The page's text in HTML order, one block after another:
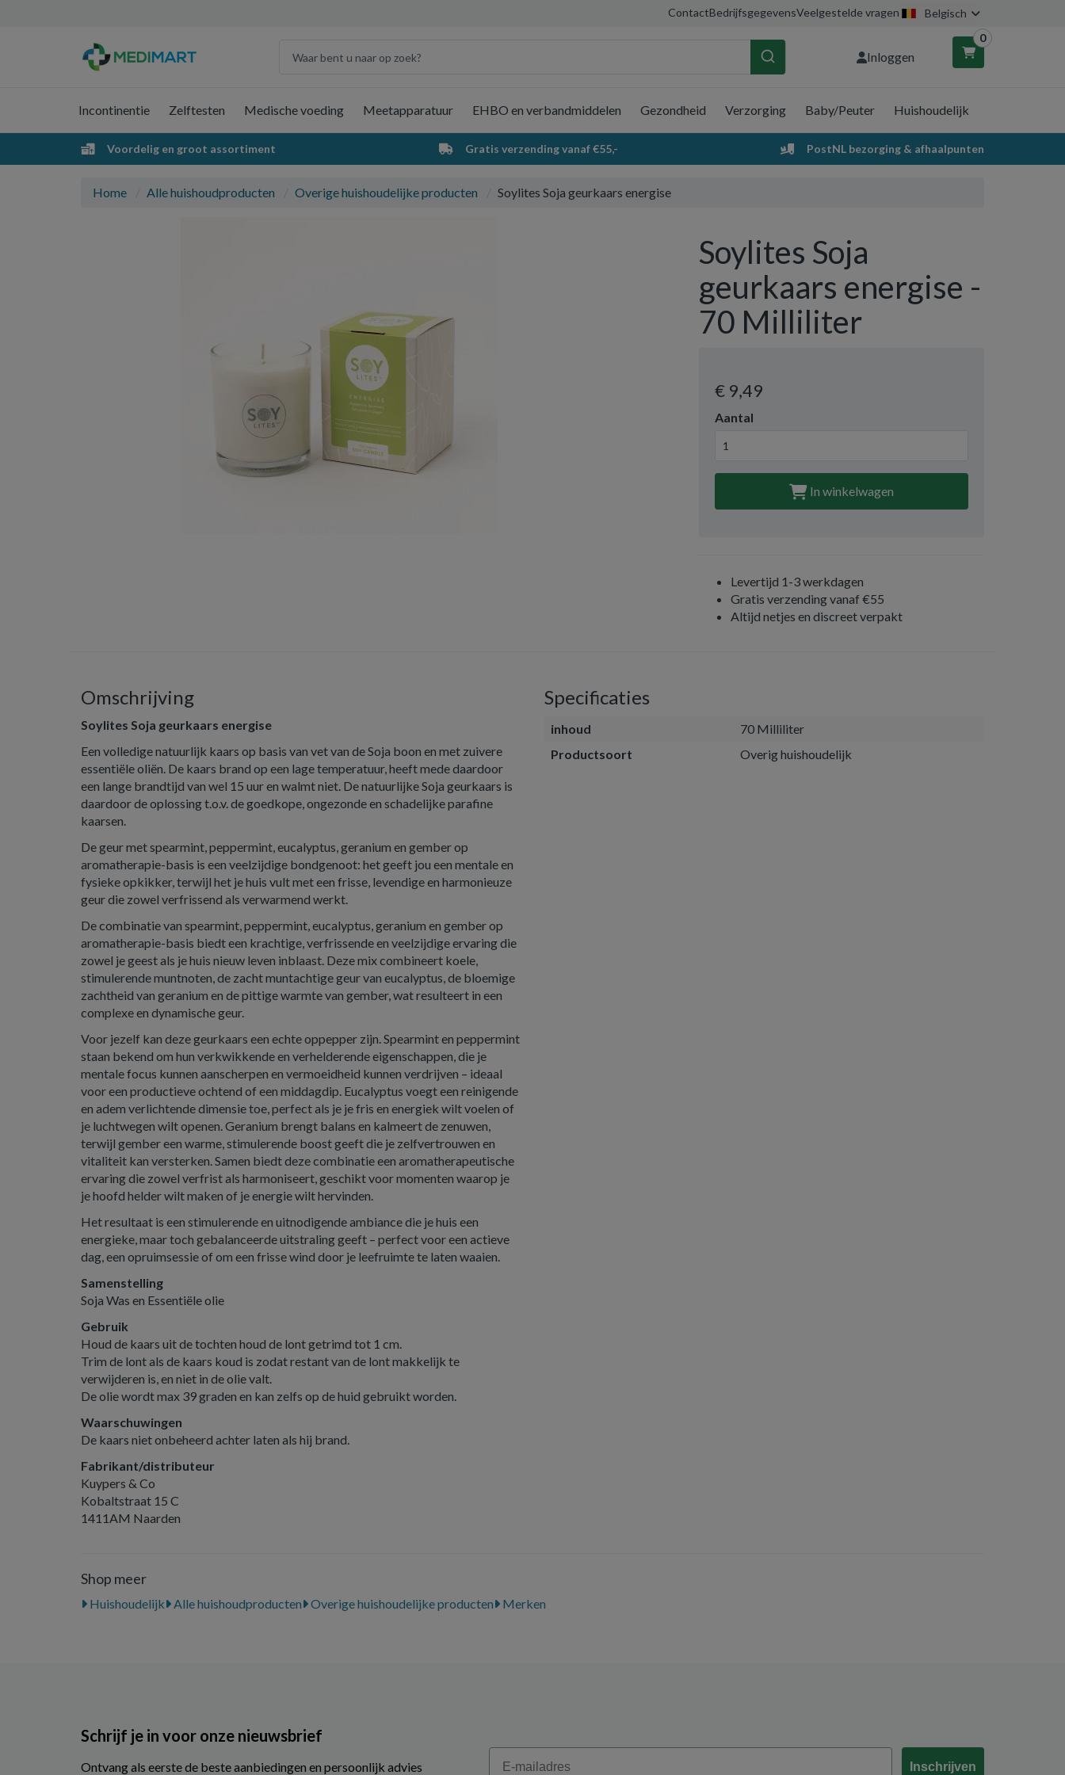
ContactBedrijfsgegevensVeelgestelde vragen Belgisch
Inloggen
0
Winkelwagen
Incontinentie Zelftesten Medische voeding Meetapparatuur EHBO en verbandmiddelen Gezondheid Verzorging Baby/Peuter Huishoudelijk
Voordelig en groot assortiment Gratis verzending vanaf €55,- PostNL bezorging & afhaalpunten
Home Alle huishoudproducten Overige huishoudelijke producten Soylites Soja geurkaars energise
Soylites Soja
geurkaars energise -
70 Milliliter
€ 9,49
Aantal
In winkelwagen
Levertijd 1-3 werkdagen
Gratis verzending vanaf €55
Altijd netjes en discreet verpakt
Omschrijving
Soylites Soja geurkaars energise
Een volledige natuurlijk kaars op basis van vet van de Soja boon en met zuivere
essentiële oliën. De kaars brand op een lage temperatuur, heeft mede daardoor
een lange brandtijd van wel 15 uur en walmt niet. De natuurlijke Soja geurkaars is
daardoor de oplossing t.o.v. de goedkope, ongezonde en schadelijke parafine
kaarsen.
De geur met spearmint, peppermint, eucalyptus, geranium en gember op
aromatherapie-basis is een veelzijdige bondgenoot: het geeft jou een mentale en
fysieke opkikker, terwijl het je huis vult met een frisse, levendige en harmonieuze
geur die zowel verfrissend als verwarmend werkt.
De combinatie van spearmint, peppermint, eucalyptus, geranium en gember op
aromatherapie-basis biedt een krachtige, verfrissende en veelzijdige ervaring die
zowel je geest als je huis nieuw leven inblaast. Deze mix combineert koele,
stimulerende muntnoten, de zacht muntachtige geur van eucalyptus, de bloemige
zachtheid van geranium en de pittige warmte van gember, wat resulteert in een
complexe en dynamische geur.
Voor jezelf kan deze geurkaars een echte oppepper zijn. Spearmint en peppermint
staan bekend om hun verkwikkende en verhelderende eigenschappen, die je
mentale focus kunnen aanscherpen en vermoeidheid kunnen verdrijven – ideaal
voor een productieve ochtend of een middagdip. Eucalyptus voegt een reinigende
en adem verlichtende dimensie toe, perfect als je je fris en energiek wilt voelen of
je luchtwegen wilt openen. Geranium brengt balans en kalmeert de zenuwen,
terwijl gember een warme, stimulerende boost geeft die je zelfvertrouwen en
vitaliteit kan versterken. Samen biedt deze combinatie een aromatherapeutische
ervaring die zowel verfrist als harmoniseert, geschikt voor momenten waarop je
je hoofd helder wilt maken of je energie wilt hervinden.
Het resultaat is een stimulerende en uitnodigende ambiance die je huis een
energieke, maar toch gebalanceerde uitstraling geeft – perfect voor een actieve
dag, een opruimsessie of om een frisse wind door je leefruimte te laten waaien.
Samenstelling
Soja Was en Essentiële olie
Gebruik
Houd de kaars uit de tochten houd de lont getrimd tot 1 cm.
Trim de lont als de kaars koud is zodat restant van de lont makkelijk te
verwijderen is, en niet in de olie valt.
De olie wordt max 39 graden en kan zelfs op de huid gebruikt worden.
Waarschuwingen
De kaars niet onbeheerd achter laten als hij brand.
Fabrikant/distributeur
Kuypers & Co
Kobaltstraat 15 C
1411AM Naarden
Specificaties
inhoud
70 Milliliter
Productsoort
Overig huishoudelijk
Shop meer
Huishoudelijk Alle huishoudproducten Overige huishoudelijke producten Merken
Schrijf je in voor onze nieuwsbrief
Ontvang als eerste de beste aanbiedingen en persoonlijk advies
Email
Inschrijven